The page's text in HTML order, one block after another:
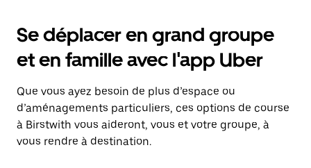
Se déplacer en grand groupe
et en famille avec l'app Uber
Que vous ayez besoin de plus d’espace ou
d’aménagements particuliers, ces options de course
à Birstwith vous aideront, vous et votre groupe, à
vous rendre à destination.